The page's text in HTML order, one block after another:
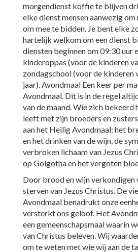
morgendienst koffie te blijven
elke dienst mensen aanwezig
om mee te bidden. Je bent elke
hartelijk welkom om een dienst
diensten beginnen om 09:30 uur
kinderoppas (voor de kinderen
zondagschool (voor de kinderen
jaar). Avondmaal Een keer per
Avondmaal. Dit is in de regel
van de maand. Wie zich bekeerd
leeft met zijn broeders en
aan het Heilig Avondmaal: het
en het drinken van de wijn, de
verbroken lichaam van Jezus
op Golgotha en het vergoten
Door brood en wijn verkondigen
sterven van Jezus Christus. De
Avondmaal benadrukt onze
versterkt ons geloof. Het
een gemeenschapsmaal waarin
van Christus beleven. Wij
om te weten met wie wij aan de